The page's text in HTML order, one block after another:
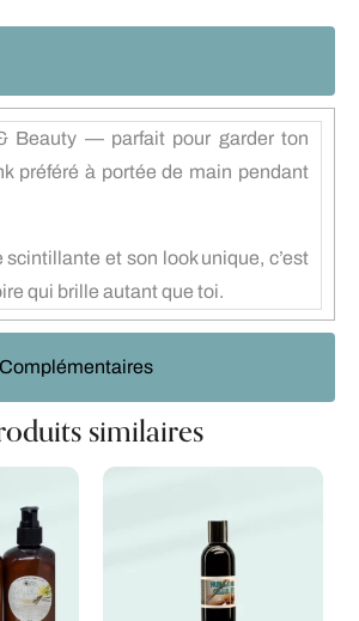
Beauty — parfait pour garder ton
préféré à portée de main pendant
et son look unique, c’est
qui brille autant que toi.
similaires